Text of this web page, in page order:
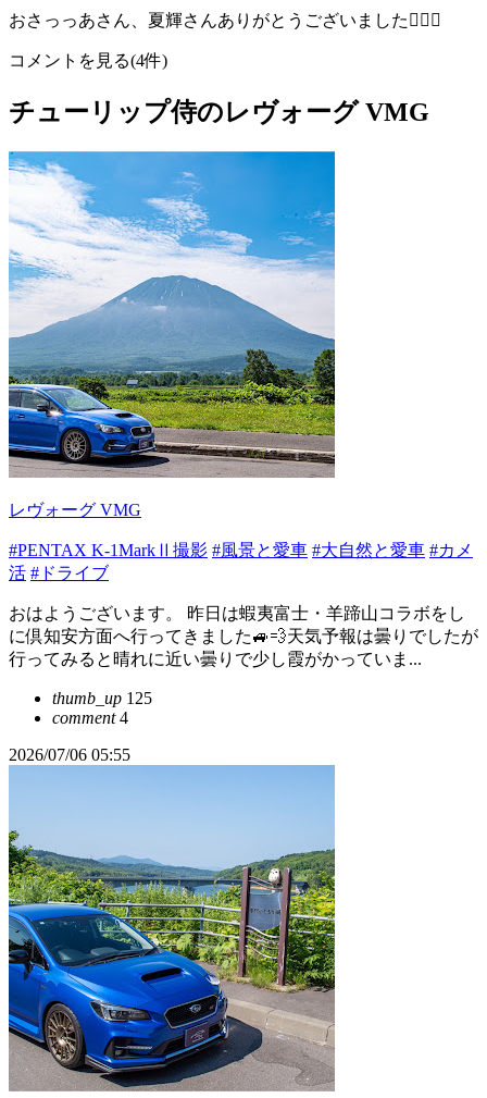
おさっっあさん、夏輝さんありがとうございました🙇🏻‍♂️
コメントを見る(4件)
チューリップ侍のレヴォーグ VMG
レヴォーグ VMG
#PENTAX K-1MarkⅡ撮影 #風景と愛車 #大自然と愛車 #カメ
活 #ドライブ
おはようございます。 昨日は蝦夷富士・羊蹄山コラボをし
に倶知安方面へ行ってきました🚙💨天気予報は曇りでしたが
行ってみると晴れに近い曇りで少し霞がかっていま...
thumb_up 125
comment4
2026/07/06 05:55